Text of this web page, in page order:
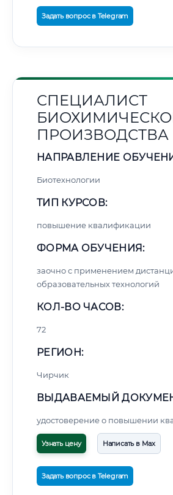
Задать вопрос в Telegram
СПЕЦИАЛИСТ
ПРОИЗВОДСТВА
НАПРАВЛЕНИЕ
Биотехнологии
ТИП КУРСОВ:
повышение квалификации
ФОРМА ОБУЧЕНИЯ:
заочно с применением
образовательных технологий
КОЛ-ВО ЧАСОВ:
72
РЕГИОН:
Чирчик
ВЫДАВАЕМЫЙ
удостоверение о повышении
Узнать цену Написать в Max
Задать вопрос в Telegram